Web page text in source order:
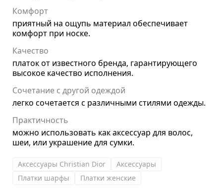
Комфорт
приятный на ощупь материал обеспечивает
комфорт при носке.
Качество
платок от известного бренда, гарантирующего
высокое качество исполнения.
Сочетание с другой одеждой
легко сочетается с различными стилями одежды.
Практичность
можно использовать как аксессуар для волос,
шеи, или украшение для сумки.
Аксессуары Christian Dior
Аксессуары
Платки шарфы
Платки женские